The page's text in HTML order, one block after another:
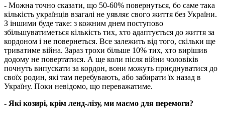
- Можна точно сказати, що 50-60% повернуться, бо саме така
кількість українців взагалі не уявляє свого життя без України.
З іншими буде таке: з кожним днем поступово
збільшуватиметься кількість тих, хто адаптується до життя за
кордоном і не повернеться. Все залежить від того, скільки ще
триватиме війна. Зараз трохи більше 10% тих, хто вирішив
додому не повертатися. А ще коли після війни чоловіків
почнуть випускати за кордон, вони можуть приєднуватися до
своїх родин, які там перебувають, або забирати їх назад в
Україну. Поки невідомо, що переважатиме.
- Які козирі, крім ленд-лізу, ми маємо для перемоги?